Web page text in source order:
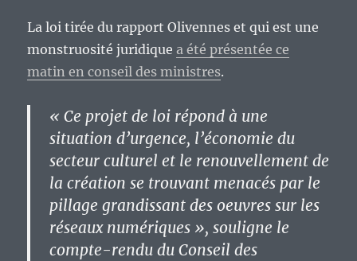
La loi tirée du rapport Olivennes et qui est une
monstruosité juridiquea été présentée ce
matin en conseil des ministres.
« Ce projet de loi répond à une
situation d’urgence, l’économie du
secteur culturel et le renouvellement de
la création se trouvant menacés par le
pillage grandissant des oeuvres sur les
réseaux numériques », souligne le
compte-rendu du Conseil des